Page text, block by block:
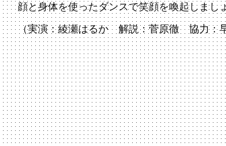
顔と身体を使ったダンスで笑顔を喚起しまし
（実演：綾瀬はるか 解説：菅原徹 協力：